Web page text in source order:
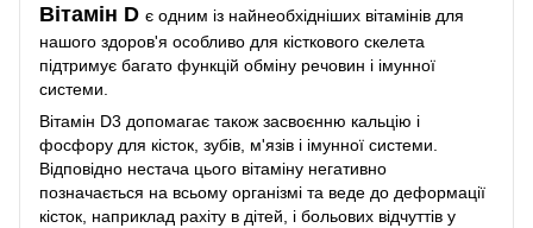
Вітамін D є одним із найнеобхідніших вітамінів для
нашого здоров'я особливо для кісткового скелета
підтримує багато функцій обміну речовин і імунної
системи.
Вітамін D3 допомагає також засвоєнню кальцію і
фосфору для кісток, зубів, м'язів і імунної системи.
Відповідно нестача цього вітаміну негативно
позначається на всьому організмі та веде до деформації
кісток, наприклад рахіту в дітей, і больових відчуттів у